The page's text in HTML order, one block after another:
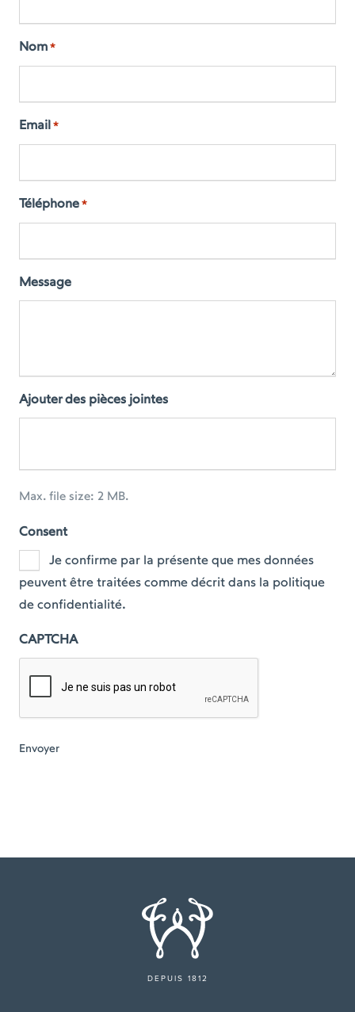
Nom *
Email *
Téléphone *
Message
Ajouter des pièces jointes
Max. file size: 2 MB.
Consent
Je confirme par la présente que mes données
peuvent être traitées comme décrit dans la politique
de confidentialité.
CAPTCHA
DEPUIS 1812